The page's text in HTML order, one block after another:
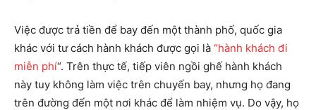
Việc được trả tiền để bay đến một thành phố, quốc gia
khác với tư cách hành khách được gọi là “hành khách đi
miễn phí“. Trên thực tế, tiếp viên ngồi ghế hành khách
này tuy không làm việc trên chuyến bay, nhưng họ đang
trên đường đến một nơi khác để làm nhiệm vụ. Do vậy, họ